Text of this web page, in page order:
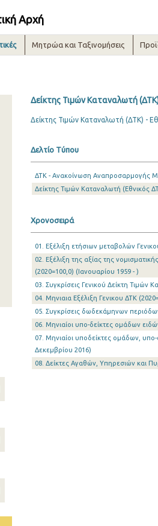
Αρχή
Μητρώα και Ταξινομήσεις
Δείκτης Τιμών Καταναλωτή
Δείκτης Τιμών Καταναλωτή (ΔΤΚ) -
Δελτίο Τύπου
ΔΤΚ - Ανακοίνωση Αναπροσαρμογής
Δείκτης Τιμών Καταναλωτή (Εθνικός
Χρονοσειρά
01. Εξέλιξη ετήσιων μεταβολών
02. Εξέλιξη της αξίας της
(2020=100,0) (Ιανουαρίου 1959 - )
03. Συγκρίσεις Γενικού Δείκτη Τιμών
04. Μηνιαια Εξέλιξη Γενικου ΔΤΚ
05. Συγκρίσεις δωδεκάμηνων
06. Μηνιαίοι υπο-δείκτες ομάδων
07. Μηνιαίοι υποδείκτες oμάδων,
Δεκεμβρίου 2016)
08. Δείκτες Αγαθών, Υπηρεσιών και